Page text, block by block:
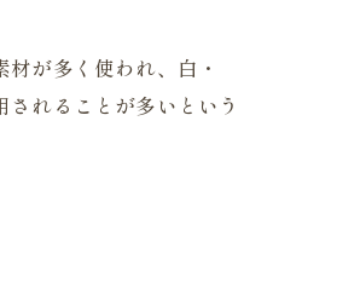
が多く使われ、白・
れることが多いという